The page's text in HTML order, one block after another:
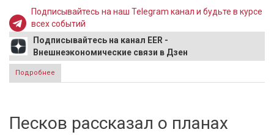
Подписывайтесь на наш Telegram канал и будьте в курсе
всех событий
Подписывайтесь на канал EER -
Внешнеэкономические связи в Дзен
Подробнее
Песков рассказал о планах